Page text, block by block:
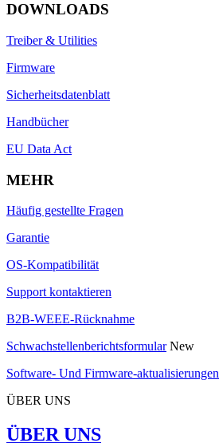
DOWNLOADS
Treiber & Utilities
Firmware
Sicherheitsdatenblatt
Handbücher
EU Data Act
MEHR
Häufig gestellte Fragen
Garantie
OS-Kompatibilität
Support kontaktieren
B2B-WEEE-Rücknahme
Schwachstellenberichtsformular New
Software- Und Firmware-aktualisierungen
ÜBER UNS
ÜBER UNS